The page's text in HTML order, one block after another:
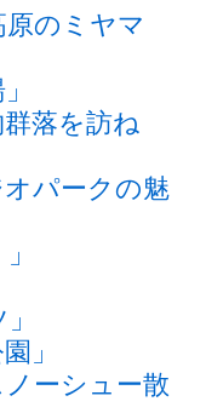
のミヤマ
落を訪ね
パークの魅
」
ーシュー散